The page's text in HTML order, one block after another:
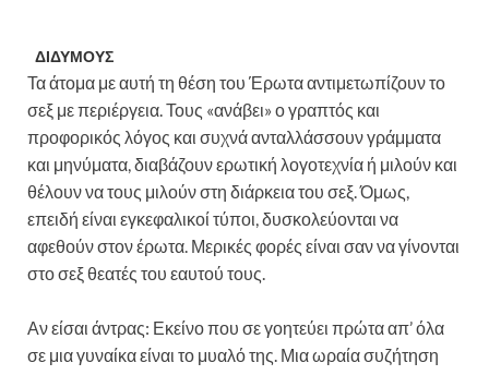
ΔΙΔΥΜΟΥΣ
Τα άτομα με αυτή τη θέση του Έρωτα αντιμετωπίζουν το
σεξ με περιέργεια. Τους «ανάβει» ο γραπτός και
προφορικός λόγος και συχνά ανταλλάσσουν γράμματα
και μηνύματα, διαβάζουν ερωτική λογοτεχνία ή μιλούν και
θέλουν να τους μιλούν στη διάρκεια του σεξ. Όμως,
επειδή είναι εγκεφαλικοί τύποι, δυσκολεύονται να
αφεθούν στον έρωτα. Μερικές φορές είναι σαν να γίνονται
στο σεξ θεατές του εαυτού τους.
Αν είσαι άντρας: Εκείνο που σε γοητεύει πρώτα απ’ όλα
σε μια γυναίκα είναι το μυαλό της. Μια ωραία συζήτηση